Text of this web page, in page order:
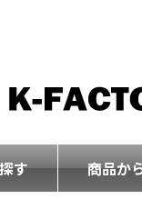
す 商品か